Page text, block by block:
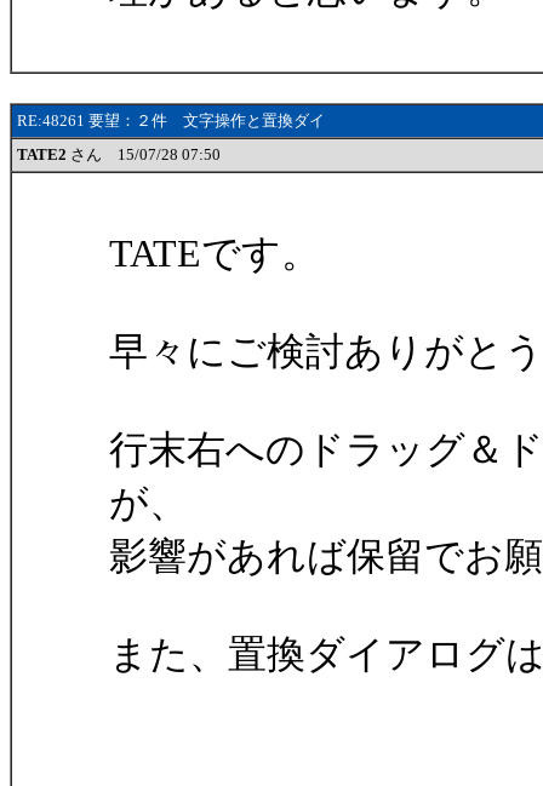
RE:48261 要望：２件 文字操作と置換ダイ
TATE2 さん 15/07/28 07:50
TATEです。
早々にご検討ありがと
行末右へのドラッグ＆
が、
影響があれば保留でお
また、置換ダイアログ